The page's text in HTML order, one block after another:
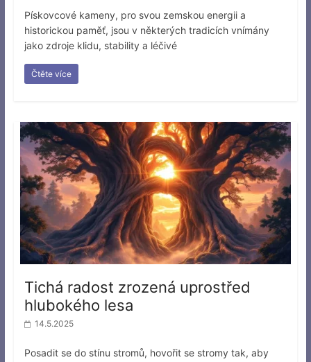
Pískovcové kameny, pro svou zemskou energii a
historickou paměť, jsou v některých tradicích vnímány
jako zdroje klidu, stability a léčivé
Čtěte více
Tichá radost zrozená uprostřed
hlubokého lesa
14.5.2025
Posadit se do stínu stromů, hovořit se stromy tak, aby